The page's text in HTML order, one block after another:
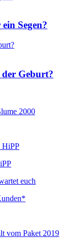
Segen?
Geburt?
euch
vom Paket 2019